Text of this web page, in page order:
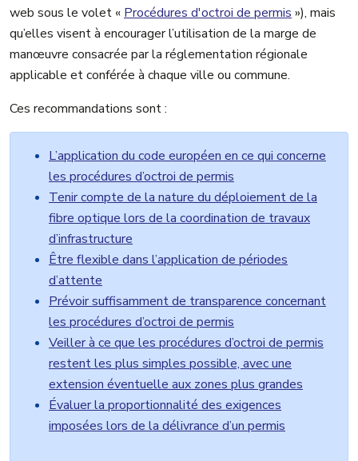
web sous le volet « Procédures d'octroi de permis »), mais
qu’elles visent à encourager l’utilisation de la marge de
manœuvre consacrée par la réglementation régionale
applicable et conférée à chaque ville ou commune.
Ces recommandations sont :
L’application du code européen en ce qui concerne
les procédures d’octroi de permis
Tenir compte de la nature du déploiement de la
fibre optique lors de la coordination de travaux
d’infrastructure
Être flexible dans l’application de périodes
d’attente
Prévoir suffisamment de transparence concernant
les procédures d’octroi de permis
Veiller à ce que les procédures d’octroi de permis
restent les plus simples possible, avec une
extension éventuelle aux zones plus grandes
Évaluer la proportionnalité des exigences
imposées lors de la délivrance d’un permis